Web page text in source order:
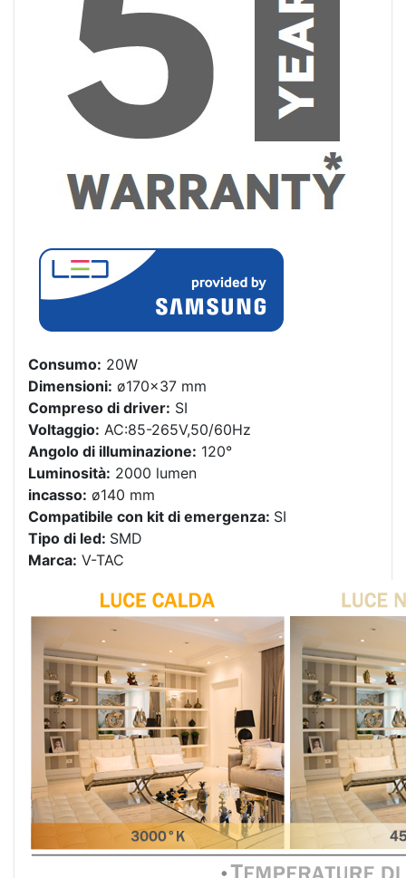
Consumo: 20W
Dimensioni: ø170×37 mm
Compreso di driver: SI
Voltaggio: AC:85-265V,50/60Hz
Angolo di illuminazione: 120°
Luminosità: 2000 lumen
incasso: ø140 mm
Compatibile con kit di emergenza: SI
Tipo di led: SMD
Marca: V-TAC